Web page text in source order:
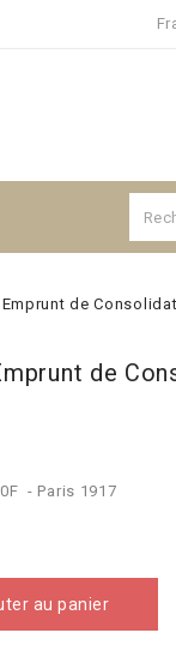
de
de
- Paris 1917
au panier